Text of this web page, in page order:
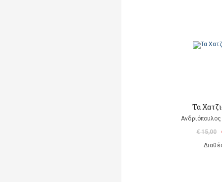
Τα
€ 15,00